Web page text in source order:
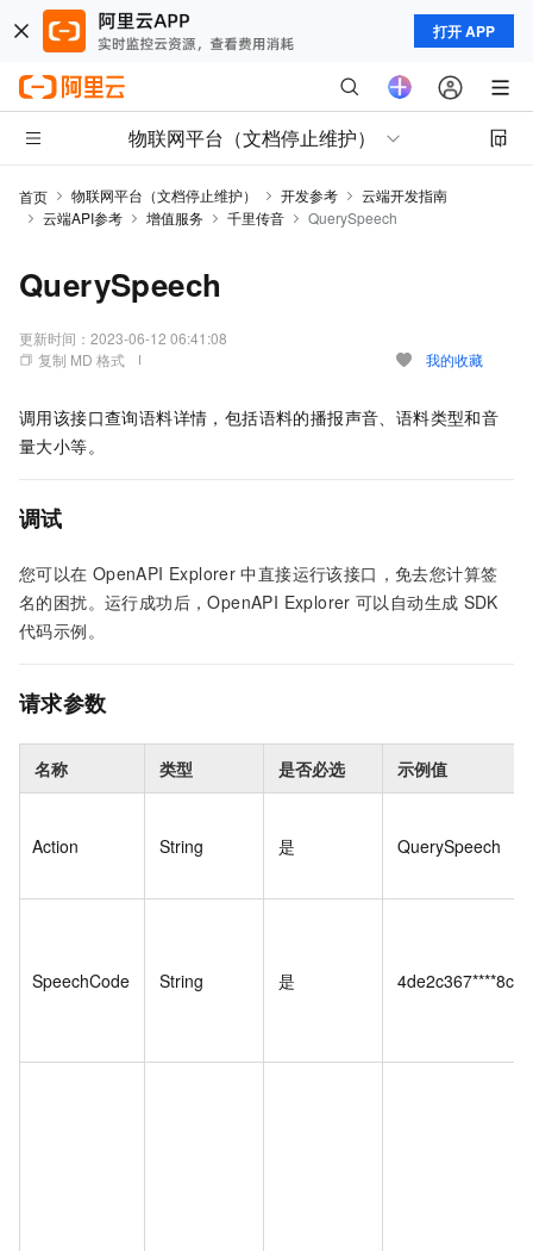
打开 APP
物联网平台（文档停止维护）
首页 物联网平台（文档停止维护） 开发参考
云端开发指南
云端API参考
增值服务 千里传音 QuerySpeech
QuerySpeech
更新时间： 2023-06-12 06:41:08
复制 MD 格式
我的收藏
调用该接口查询语料详情，包括语料的播报声音、语料类型和音
量大小等。
调试
您可以在 OpenAPI Explorer 中直接运行该接口，免去您计算签
名的困扰。运行成功后，OpenAPI Explorer 可以自动生成 SDK
代码示例。
请求参数
名称 类型 是否必选 示例值
Action String 是 QuerySpeech
SpeechCode String 是